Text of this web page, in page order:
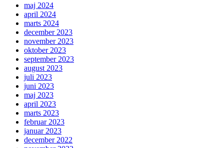
maj 2024
april 2024
marts 2024
december 2023
november 2023
oktober 2023
september 2023
august 2023
juli 2023
juni 2023
maj 2023
april 2023
marts 2023
februar 2023
januar 2023
december 2022